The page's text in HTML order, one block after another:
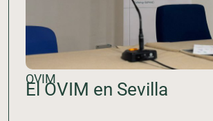
OVIM
El OVIM en Sevilla